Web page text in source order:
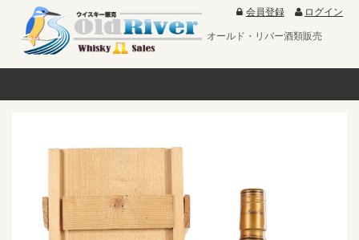
会員登録 ログイン
オールド・リバー酒類販売